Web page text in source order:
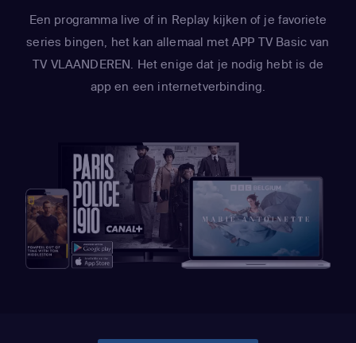
Een programma live of in Replay kijken of je favoriete
series bingen, het kan allemaal met APP TV Basic van
TV VLAANDEREN. Het enige dat je nodig hebt is de
app en een internetverbinding.